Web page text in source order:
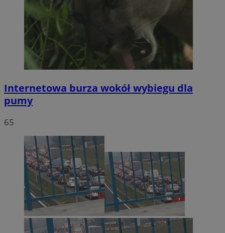
Internetowa burza wokół wybiegu dla
pumy
65